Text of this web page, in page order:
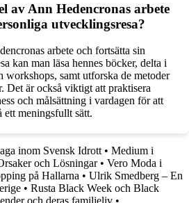
av Ann Hedencronas arbete
utvecklingsresa?
arbete och fortsätta sin
kan man läsa hennes böcker, delta i
workshops, samt utforska de metoder
Det är också viktigt att praktisera
och målsättning i vardagen för att
ett meningsfullt sätt.
inom Svensk Idrott • Medium i
och Lösningar• Vero Moda i
på Hallarna • Ulrik Smedberg – En
• Rusta Black Week och Black